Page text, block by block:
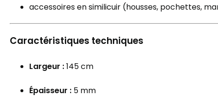
accessoires en similicuir (housses, pochettes,
Caractéristiques techniques
Largeur :145 cm
Épaisseur : 5 mm